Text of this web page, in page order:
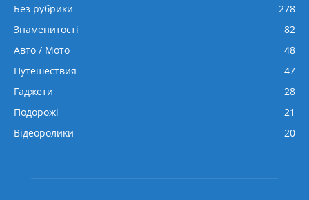
Без рубрики
278
Знаменитості
82
Авто / Мото
48
Путешествия
47
Гаджети
28
Подорожі
21
Відеоролики
20